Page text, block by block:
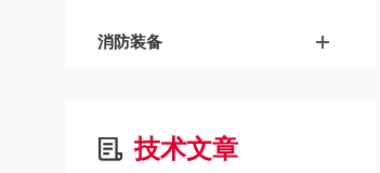
消防装备
技术文章